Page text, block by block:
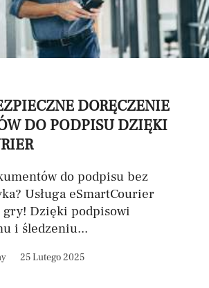
DORĘCZENIE
DO PODPISU DZIĘKI
do podpisu bez
Usługa eSmartCourier
gry! Dzięki podpisowi
i śledzeniu...
25 Lutego 2025